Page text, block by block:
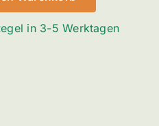
in 3-5 Werktagen